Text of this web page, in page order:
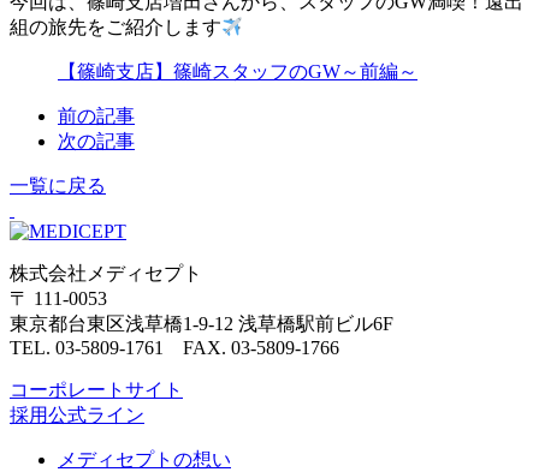
組の旅先をご紹介します
【篠崎支店】篠崎スタッフのGW～前編～
前の記事
次の記事
一覧に戻る
株式会社メディセプト
〒 111-0053
東京都台東区浅草橋1-9-12 浅草橋駅前ビル6F
TEL. 03-5809-1761 FAX. 03-5809-1766
コーポレートサイト
採用公式ライン
メディセプトの想い